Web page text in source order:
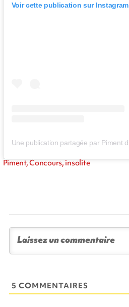
Voir cette publication sur Instagram
Piment, Concours, insolite
5 COMMENTAIRES